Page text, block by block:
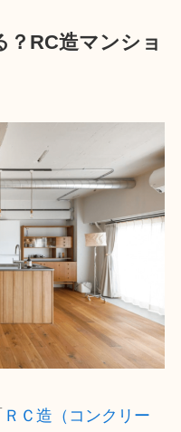
RC造マンショ
ＲＣ造（コンクリー